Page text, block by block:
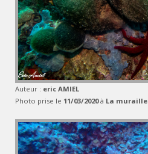
Auteur : eric AMIEL
Photo prise le 11/03/2020à La muraille